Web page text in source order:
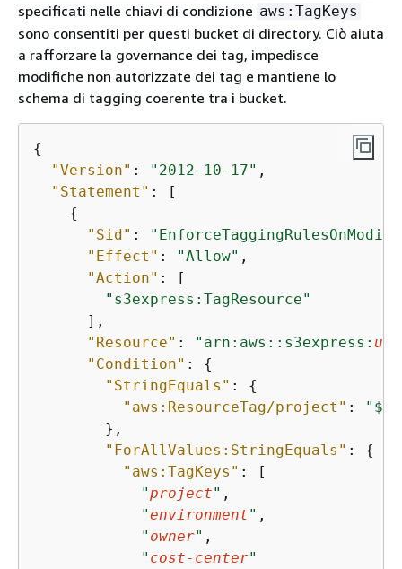
specificati nelle chiavi di condizione aws:TagKeys
sono consentiti per questi bucket di directory. Ciò aiuta
a rafforzare la governance dei tag, impedisce
modifiche non autorizzate dei tag e mantiene lo
schema di tagging coerente tra i bucket.
{
"Version" : "2012-10-17" ,
"Statement" : [
{
"Sid" :
"Effect" : "Allow" ,
"Action" : [
"s3express:TagResource"
      ],
"Resource" : "arn:aws::s3express:
"Condition" : {
"StringEquals" : {
"aws:ResourceTag/project" : "$
        },
"ForAllValues:StringEquals" : {
"aws:TagKeys" : [
"project" ,
"environment" ,
" owner" ,
" cost-center"